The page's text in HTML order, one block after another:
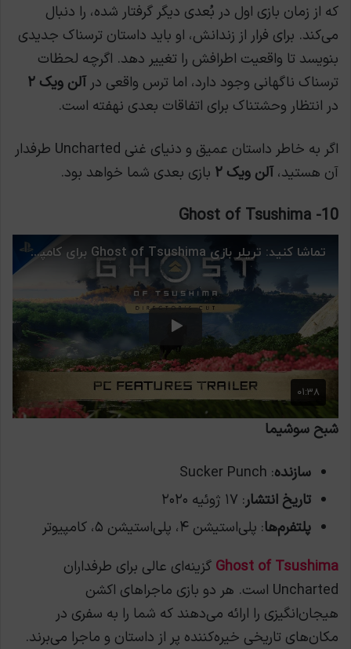
که از زمان بازی اول در بُعدی دیگر گرفتار شده، را دنبال
می‌کند. برای فرار از زندانش، او باید داستان ترسناک جدیدی
بنویسد تا واقعیت اطرافش را تغییر دهد. اگرچه لحظات
ترسناک ناگهانی وجود دارد، اما ترس واقعی درآلن ویک ۲
در انتظار وحشتناک برای اتفاقات بعدی نهفته است.
اگر به خاطر داستان عمیق و دنیای غنی Uncharted طرفدار
آن هستید،آلن ویک ۲ بازی بعدی شما خواهد بود.
10-
Ghost of Tsushima
شبح سوشیما
سازنده: Sucker Punch
تاریخ انتشار: ۱۷ ژوئیه ۲۰۲۰
پلتفرم‌ها: پلی‌استیشن ۴، پلی‌استیشن ۵، کامپیوتر
Ghost of Tsushima گزینه‌ای عالی برای طرفداران
Uncharted است. هر دو بازی ماجراهای اکشن
هیجان‌انگیزی را ارائه می‌دهند که شما را به سفری در
مکان‌های تاریخی خیره‌کننده پر از داستان و ماجرا می‌برند.